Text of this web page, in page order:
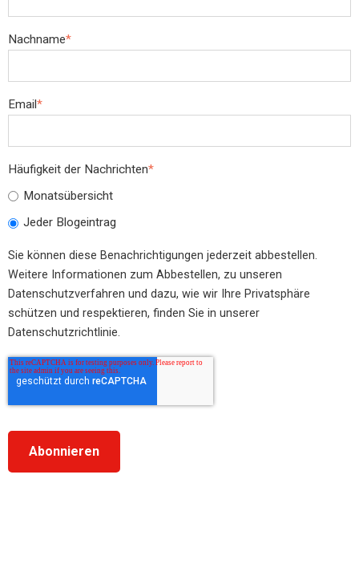
Nachname*
Email*
Häufigkeit der Nachrichten*
Monatsübersicht
Jeder Blogeintrag
Sie können diese Benachrichtigungen jederzeit abbestellen.
Weitere Informationen zum Abbestellen, zu unseren
Datenschutzverfahren und dazu, wie wir Ihre Privatsphäre
schützen und respektieren, finden Sie in unserer
Datenschutzrichtlinie.